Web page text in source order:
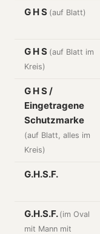
G H S (auf Blatt)
G H S (auf Blatt im
Kreis)
G H S /
Eingetragene
Schutzmarke
(auf Blatt, alles im
Kreis)
G.H.S.F.
G.H.S.F. (im Oval
mit Mann mit